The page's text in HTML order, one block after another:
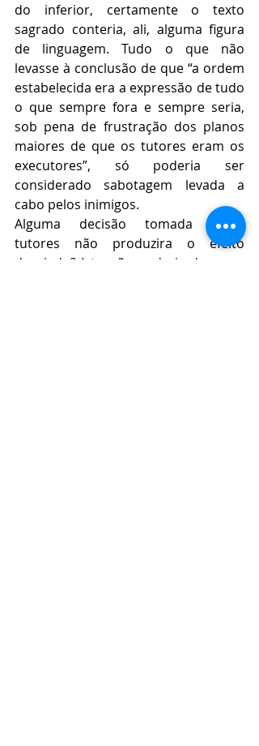
do inferior, certamente o texto
sagrado conteria, ali, alguma figura
de linguagem. Tudo o que não
levasse à conclusão de que “a ordem
estabelecida era a expressão de tudo
o que sempre fora e sempre seria,
sob pena de frustração dos planos
maiores de que os tutores eram os
executores”, só poderia ser
considerado sabotagem levada a
cabo pelos inimigos.
Alguma decisão tomada pelos
tutores não produzira o efeito
desejado? Isto não poderia decorrer